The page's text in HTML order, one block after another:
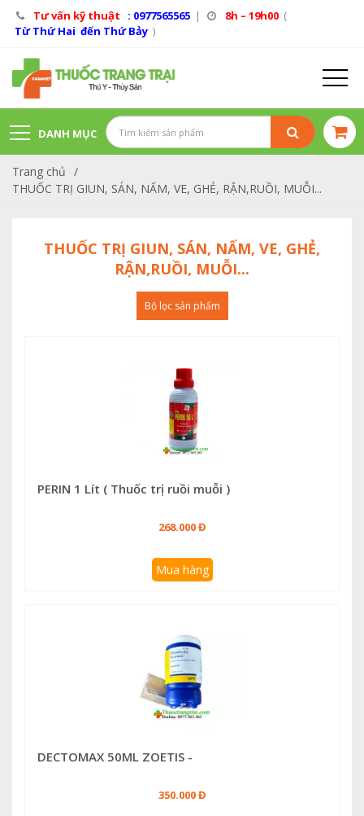
Tư vấn kỹ thuật : 0977565565 | 8h – 19h00 (
Từ Thứ Hai đến Thứ Bảy )
DANH MỤC
SẢN PHẨM
Trang chủ /
THUỐC TRỊ GIUN, SÁN, NẤM, VE, GHẺ, RẬN,RUỒI, MUỖI...
THUỐC TRỊ GIUN, SÁN, NẤM, VE, GHẺ,
RẬN,RUỒI, MUỖI...
Bộ lọc sản phẩm
PERIN 1 Lít ( Thuốc trị ruồi muỗi )
268.000 Đ
Mua hàng
DECTOMAX 50ML ZOETIS -
350.000 Đ